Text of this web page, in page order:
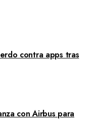
contra apps tras
con Airbus para